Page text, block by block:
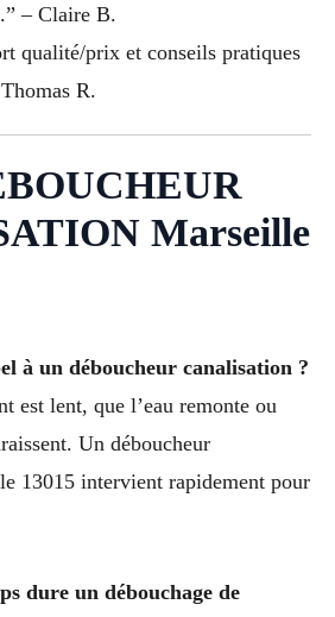
– Claire B.
qualité/prix et conseils pratiques
R.
Marseille
à un déboucheur canalisation ?
est lent, que l’eau remonte ou
Un déboucheur
13015 intervient rapidement pour
dure un débouchage de